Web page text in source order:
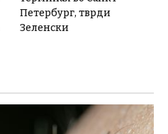
Петербург, тврди
Зеленски